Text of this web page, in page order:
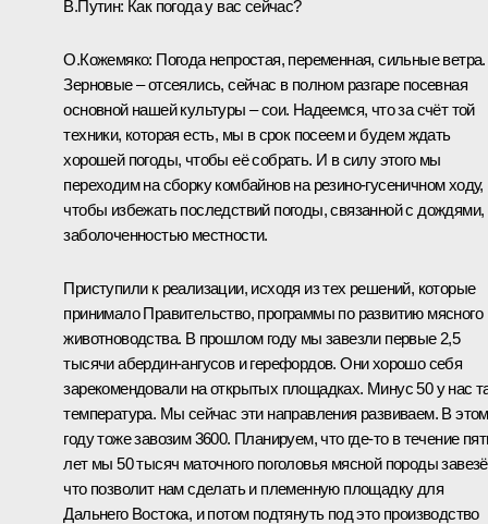
В.Путин: Как погода у вас сейчас?
О.Кожемяко: Погода непростая, переменная, сильные ветра.
Зерновые – отсеялись, сейчас в полном разгаре посевная
основной нашей культуры – сои. Надеемся, что за счёт той
техники, которая есть, мы в срок посеем и будем ждать
хорошей погоды, чтобы её собрать. И в силу этого мы
переходим на сборку комбайнов на резино-гусеничном ходу,
чтобы избежать последствий погоды, связанной с дождями,
заболоченностью местности.
Приступили к реализации, исходя из тех решений, которые
принимало Правительство, программы по развитию мясного
животноводства. В прошлом году мы завезли первые 2,5
тысячи абердин-ангусов и герефордов. Они хорошо себя
зарекомендовали на открытых площадках. Минус 50 у нас
температура. Мы сейчас эти направления развиваем. В этом
году тоже завозим 3600. Планируем, что где‑то в течение
лет мы 50 тысяч маточного поголовья мясной породы
что позволит нам сделать и племенную площадку для
Дальнего Востока, и потом подтянуть под это производство